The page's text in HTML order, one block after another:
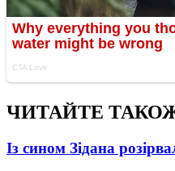
ЧИТАЙТЕ
Із сином Зідана